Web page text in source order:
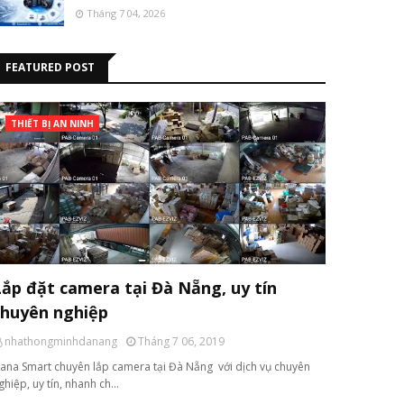
Tháng 7 04, 2026
FEATURED POST
THIẾT BỊ AN NINH
đặt camera tại Đà Nẵng, uy tín
nghiệp
nhathongminhdanang
Tháng 7 06, 2019
Smart chuyên lắp camera tại Đà Nẵng với dịch vụ chuyên
uy tín, nhanh ch…